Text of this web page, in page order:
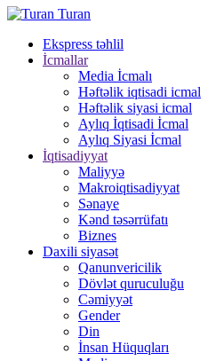
Turan
Ekspress təhlil
İcmallar
Media İcmalı
Həftəlik iqtisadi icmal
Həftəlik siyasi icmal
Aylıq İqtisadi İcmal
Aylıq Siyasi İcmal
İqtisadiyyat
Maliyyə
Makroiqtisadiyyat
Sənaye
Kənd təsərrüfatı
Biznes
Daxili siyasət
Qanunvericilik
Dövlət quruculuğu
Cəmiyyət
Gender
Din
İnsan Hüquqları